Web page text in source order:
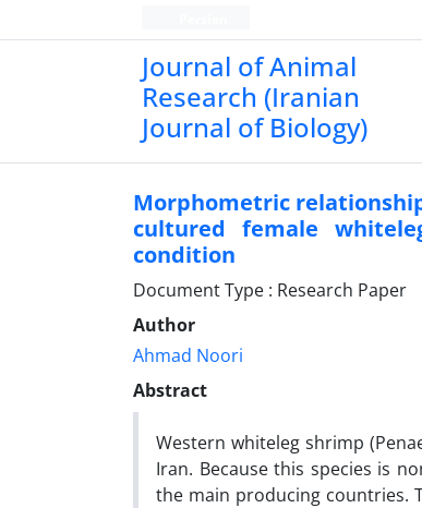
Journal of Animal
Research (Iranian
Journal of Biology)
Morphometric
cultured female
condition
Document Type : Research Paper
Author
Ahmad Noori
Abstract
Western whiteleg shrimp
Iran. Because this species is
the main producing countries.